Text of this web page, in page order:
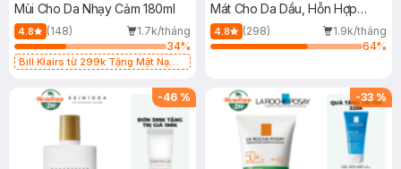
Mùi Cho Da Nhạy Cảm 180ml
4.8 (148)
1.7k/tháng
34%
Bill Klairs từ 299k Tặng Mặt Nạ
25ml (SL Có Hạn)
Mát Cho Da Dầu, Hỗn Hợp
400ml
4.8 (298)
1.9k/tháng
64%
-46 % -33 %